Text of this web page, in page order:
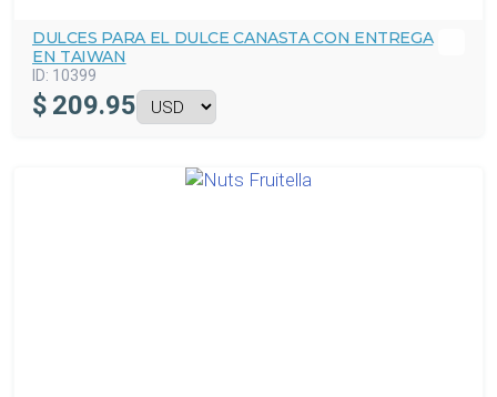
DULCES PARA EL DULCE CANASTA CON ENTREGA
EN TAIWAN
ID: 10399
$ 209.95